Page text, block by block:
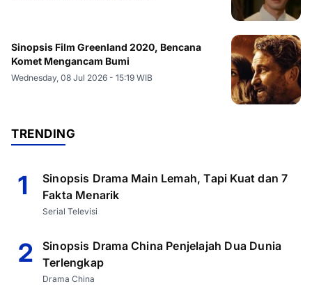
Sinopsis Film Greenland 2020, Bencana
Komet Mengancam Bumi
Wednesday, 08 Jul 2026 - 15:19 WIB
TRENDING
1
Sinopsis Drama Main Lemah, Tapi Kuat dan 7
Fakta Menarik
Serial Televisi
2
Sinopsis Drama China Penjelajah Dua Dunia
Terlengkap
Drama China